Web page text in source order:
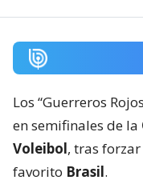
Los “Guerreros
en semifinales de la
Voleibol, tras
favorito Brasil.